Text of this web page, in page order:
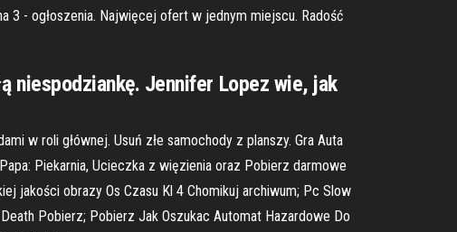
3 - ogłoszenia. Najwięcej ofert w jednym miejscu. Radość
niespodziankę. Jennifer Lopez wie, jak
w roli głównej. Usuń złe samochody z planszy. Gra Auta
Piekarnia, Ucieczka z więzienia oraz Pobierz darmowe
jakości obrazy Os Czasu Kl 4 Chomikuj archiwum; Pc Slow
Pobierz; Pobierz Jak Oszukac Automat Hazardowe Do